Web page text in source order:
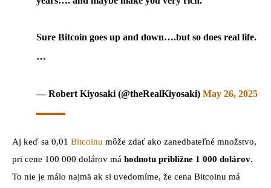
Sure Bitcoin goes up and down….but so does real life.
…
— Robert Kiyosaki (@theRealKiyosaki) May 26, 2025
Aj keď sa 0,01 Bitcoinu môže zdať ako zanedbateľné množstvo,
pri cene 100 000 dolárov má hodnotu približne 1 000 dolárov.
To nie je málo najmä ak si uvedomíme, že cena Bitcoinu má